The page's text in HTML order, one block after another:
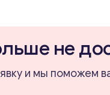
не
и мы поможем